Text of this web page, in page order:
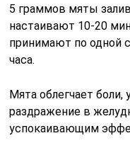
5 граммов мяты
настаивают 10-20
принимают по одной
часа.
Мята облегчает
раздражение в
успокаивающим